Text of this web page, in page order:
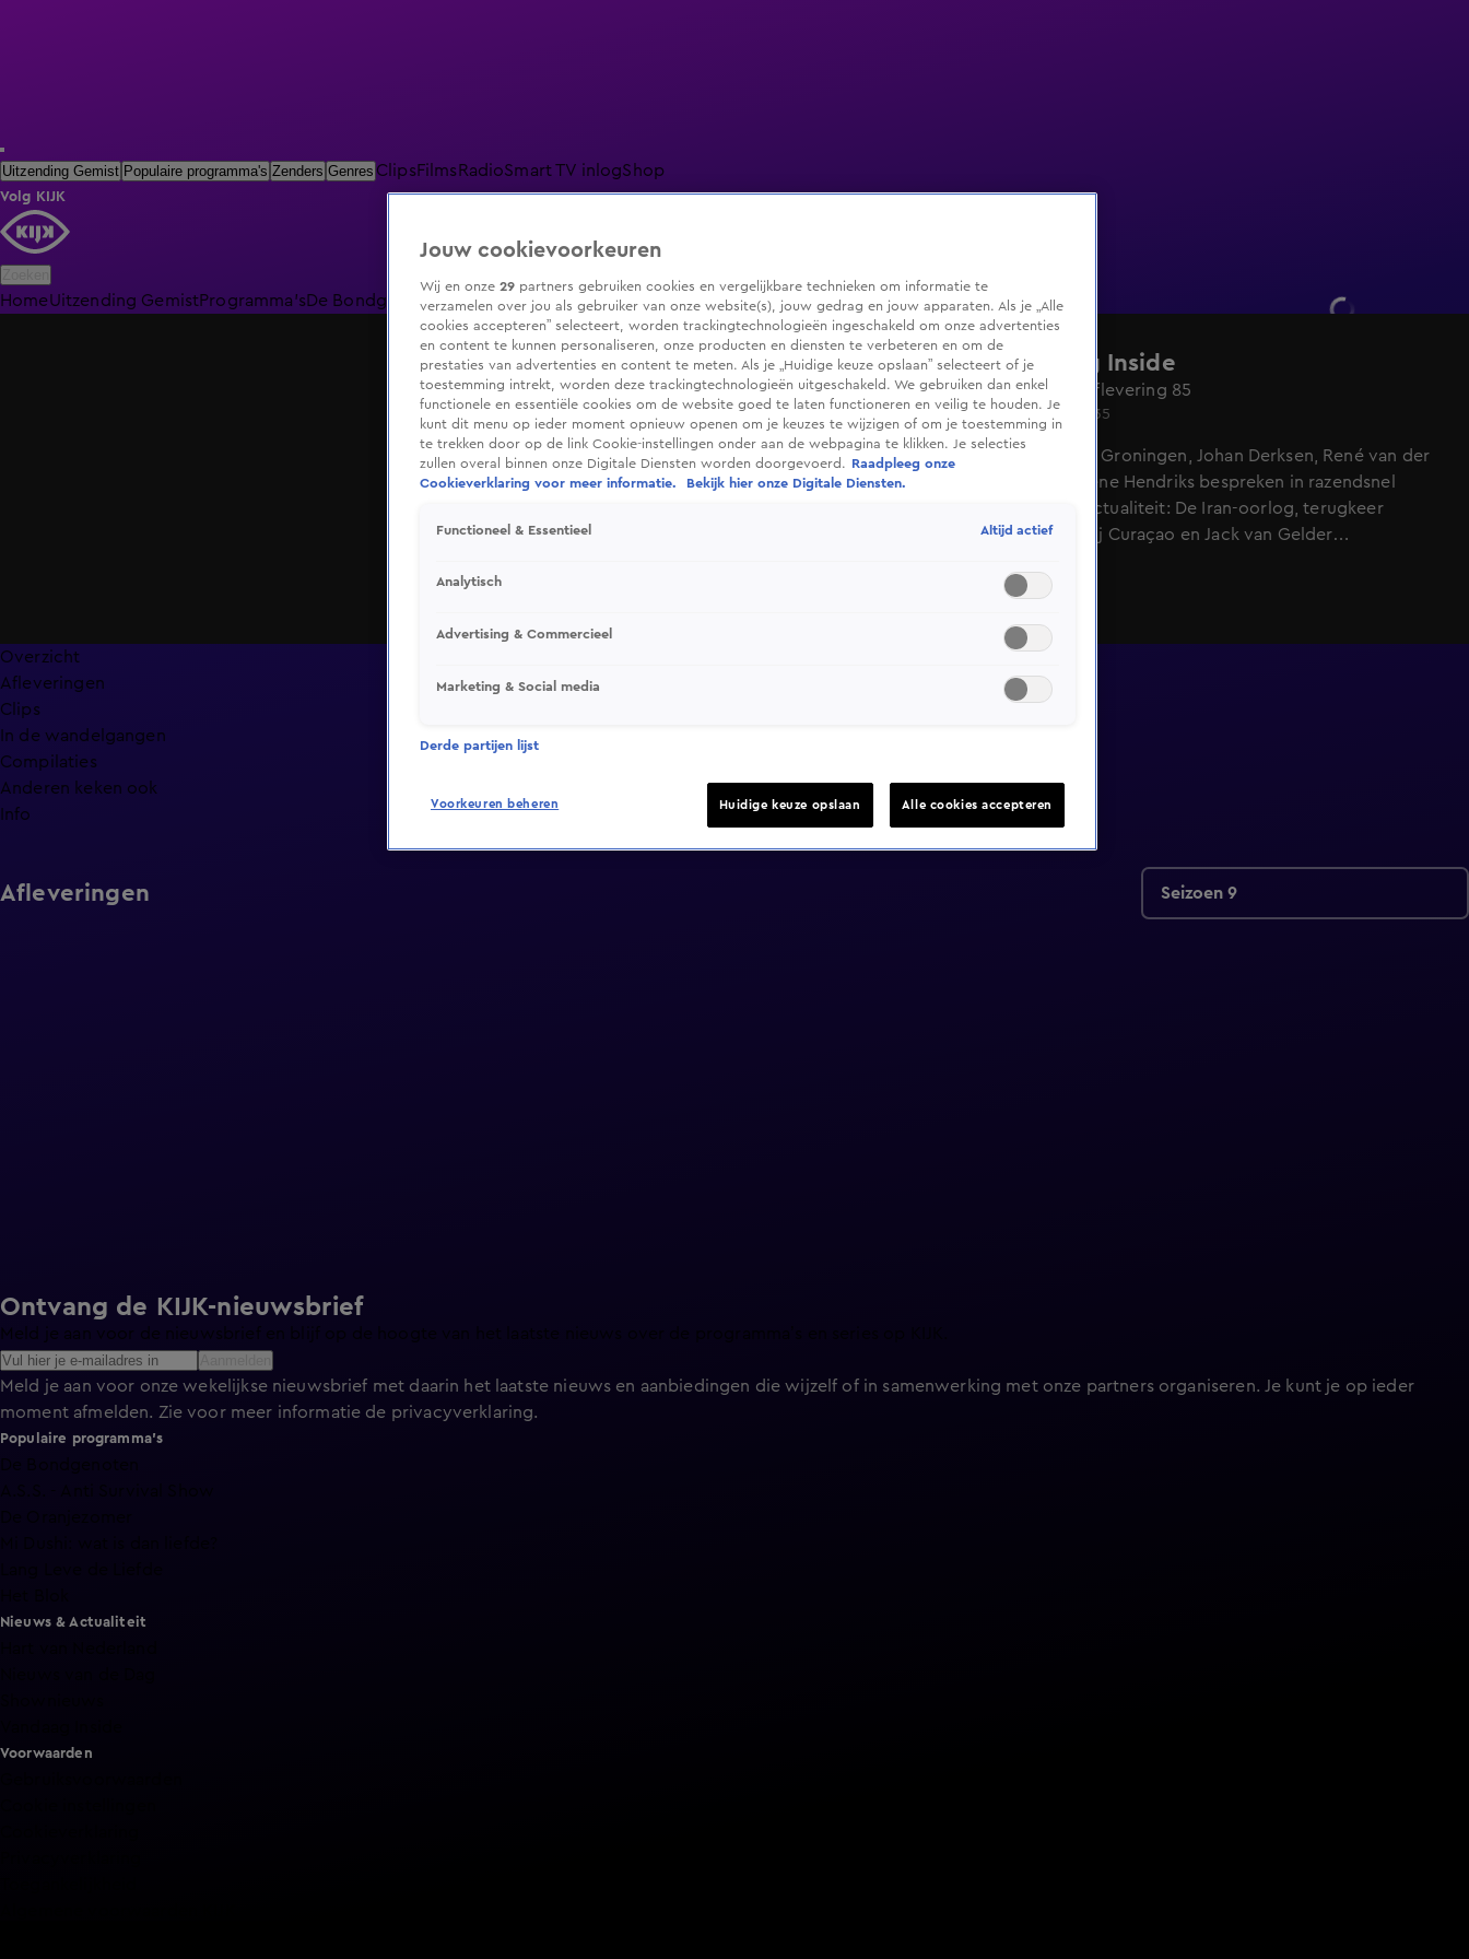
Uitzending Gemist Populaire programma's Zenders Genres ClipsFilms RadioSmart TV inlogShop
Volg KIJK
HomeUitzending GemistProgramma'sDe BondgenotenDe Oranjezomer LivestreamsShop
Vandaag Inside
Seizoen 9, aflevering 85
Vr 15 mei, 21:35
Thomas van Groningen, Johan Derksen, René van der
Gijp en Hélène Hendriks bespreken in razendsnel
tempo de actualiteit: De Iran-oorlog, terugkeer
Advocaat bij Curaçao en Jack van Gelder
Overzicht
Afleveringen
Clips
In de wandelgangen
Compilaties
Anderen keken ook
Info
Afleveringen Seizoen 9
Ontvang de KIJK-nieuwsbrief
Meld je aan voor de nieuwsbrief en blijf op de hoogte van het laatste nieuws over de programma’s en series op KIJK.
Meld je aan voor onze wekelijkse nieuwsbrief met daarin het laatste nieuws en aanbiedingen die wijzelf of in samenwerking met onze partners organiseren. Je kunt je op ieder
moment afmelden. Zie voor meer informatie de privacyverklaring.
Populaire programma's
Nieuws & Actualiteit
Voorwaarden
Jouw cookievoorkeuren
Wij en onze 29 partners gebruiken cookies en vergelijkbare technieken om informatie te
verzamelen over jou als gebruiker van onze website(s), jouw gedrag en jouw apparaten. Als je „Alle
cookies accepteren” selecteert, worden trackingtechnologieën ingeschakeld om onze advertenties
en content te kunnen personaliseren, onze producten en diensten te verbeteren en om de
prestaties van advertenties en content te meten. Als je „Huidige keuze opslaan” selecteert of je
toestemming intrekt, worden deze trackingtechnologieën uitgeschakeld. We gebruiken dan enkel
functionele en essentiële cookies om de website goed te laten functioneren en veilig te houden. Je
kunt dit menu op ieder moment opnieuw openen om je keuzes te wijzigen of om je toestemming in
te trekken door op de link Cookie-instellingen onder aan de webpagina te klikken. Je selecties
zullen overal binnen onze Digitale Diensten worden doorgevoerd.
Raadpleeg onze
Cookieverklaring voor meer informatie.
Bekijk hier onze Digitale Diensten.
Functioneel & Essentieel Altijd actief
Analytisch
Advertising & Commercieel
Marketing & Social media
Derde partijen lijst
Voorkeuren beheren Huidige keuze opslaan Alle cookies accepteren